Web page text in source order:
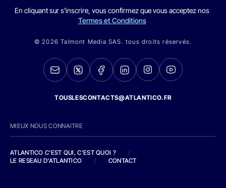
En cliquant sur s'inscrire, vous confirmez que vous acceptez nos
Termes et Conditions
© 2026 Talmont Media SAS. tous droits réservés.
TOUSLESCONTACTS@ATLANTICO.FR
MIEUX NOUS CONNAITRE
ATLANTICO C'EST QUI, C'EST QUOI ?
/
LE RESEAU D'ATLANTICO
/ CONTACT